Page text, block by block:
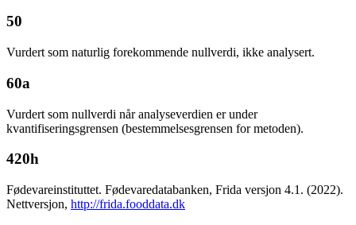
50
Vurdert som naturlig forekommende nullverdi, ikke analysert.
60a
Vurdert som nullverdi når analyseverdien er under
kvantifiseringsgrensen (bestemmelsesgrensen for metoden).
420h
Fødevareinstituttet. Fødevaredatabanken, Frida versjon 4.1. (2022).
Nettversjon, http://frida.fooddata.dk